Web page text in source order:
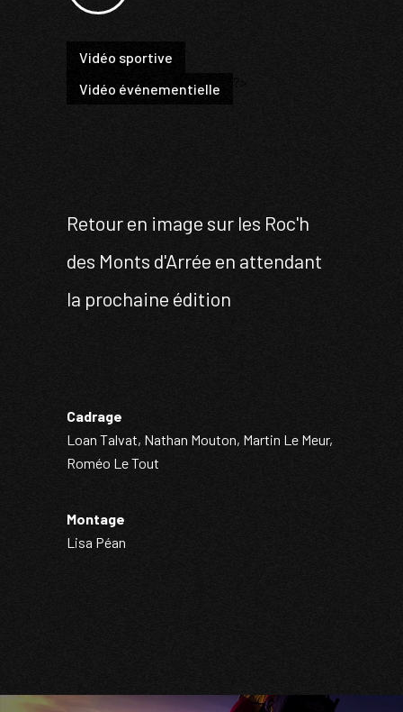
Vidéo sportive
Vidéo événementielle
?>
Retour en image sur les Roc'h
des Monts d'Arrée en attendant
la prochaine édition
Cadrage
Loan Talvat, Nathan Mouton, Martin Le Meur,
Roméo Le Tout
Montage
Lisa Péan